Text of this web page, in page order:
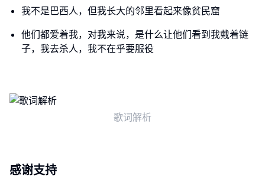
我不是巴西人，但我长大的邻里看起来像贫民窟
他们都爱着我，对我来说，是什么让他们看到我戴着链
子，我去杀人，我不在乎要服役
歌词解析
感谢支持